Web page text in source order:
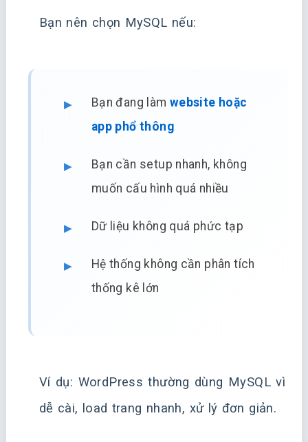
Bạn nên chọn MySQL nếu:
Bạn đang làm website hoặc
app phổ thông
Bạn cần setup nhanh, không
muốn cấu hình quá nhiều
Dữ liệu không quá phức tạp
Hệ thống không cần phân tích
thống kê lớn
Ví dụ: WordPress thường dùng MySQL vì
dễ cài, load trang nhanh, xử lý đơn giản.